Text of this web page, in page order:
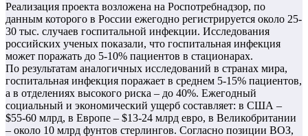
Реализация проекта возложена на Роспотребнадзор, по
данным которого в России ежегодно регистрируется около 25-
30 тыс. случаев госпитальной инфекции. Исследования
российских ученых показали, что госпитальная инфекция
может поражать до 5-10% пациентов в стационарах.
По результатам аналогичных исследований в странах мира,
госпитальная инфекция поражает в среднем 5-15% пациентов,
а в отделениях высокого риска – до 40%. Ежегодный
социальный и экономический ущерб составляет: в США –
$55-60 млрд, в Европе – $13-24 млрд евро, в Великобритании
– около 10 млрд фунтов стерлингов. Согласно позиции ВОЗ,